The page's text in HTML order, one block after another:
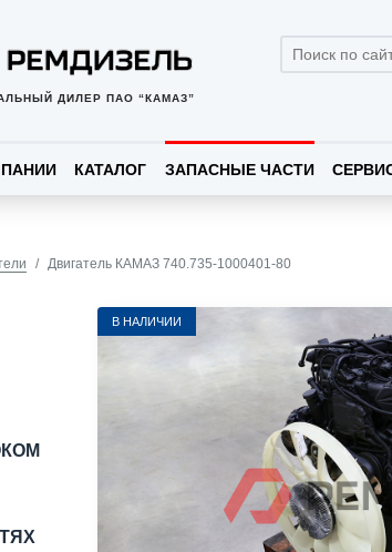
ДИЛЕР ПАО “КАМАЗ”
КАТАЛОГ ЗАПАСНЫЕ ЧАСТИ
Двигатель КАМАЗ 740.735-1000401-80
В НАЛИЧИИ